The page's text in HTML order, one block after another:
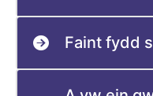
Faint fydd